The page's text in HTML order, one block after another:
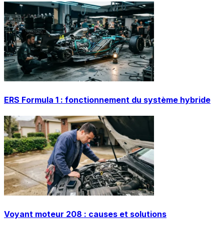
ERS Formula 1 : fonctionnement du système hybride
Voyant moteur 208 : causes et solutions